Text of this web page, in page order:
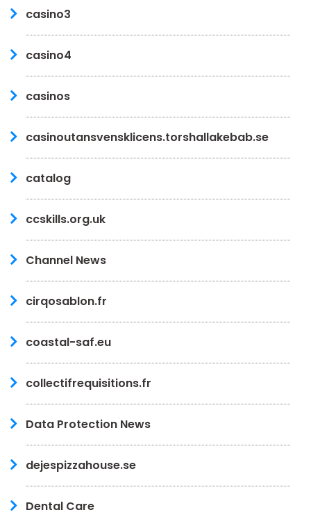
casino3
casino4
casinos
casinoutansvensklicens.torshallakebab.se
catalog
ccskills.org.uk
Channel News
cirqosablon.fr
coastal-saf.eu
collectifrequisitions.fr
Data Protection News
dejespizzahouse.se
Dental Care